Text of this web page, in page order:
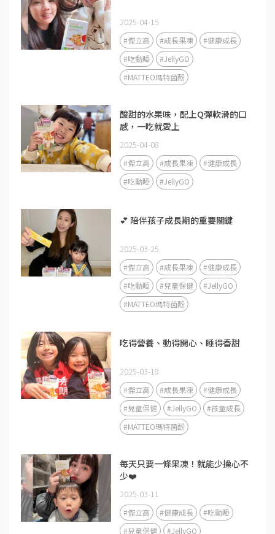
2025-04-15
#傑立高 #成長果凍
#健康成長
#吃動睡
#JellyGO
#MATTEO瑪特菌酚
酸甜的水果味，配上Q彈軟滑的口
感，一吃就愛上
2025-04-08
#傑立高 #成長果凍
#健康成長
#吃動睡
#JellyGO
💕 陪伴孩子成長期的重要關鍵
2025-03-25
#傑立高 #成長果凍
#健康成長
#吃動睡
#兒童保健
#JellyGO
#MATTEO瑪特菌酚
吃得營養、動得開心、睡得香甜
2025-03-18
#傑立高 #成長果凍
#健康成長
#兒童保健
#JellyGO
#孩童成長
#MATTEO瑪特菌酚
每天只要一條果凍！就能少操心不
少❤️
2025-03-11
#傑立高 #健康成長
#吃動睡
#兒童保健
#JellyGO